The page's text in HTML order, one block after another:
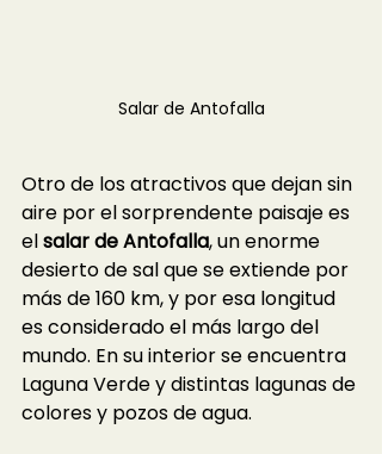
Salar de Antofalla
Otro de los atractivos que dejan sin
aire por el sorprendente paisaje es
el salar de Antofalla, un enorme
desierto de sal que se extiende por
más de 160 km, y por esa longitud
es considerado el más largo del
mundo. En su interior se encuentra
Laguna Verde y distintas lagunas de
colores y pozos de agua.